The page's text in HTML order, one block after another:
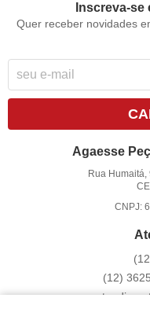
Inscreva-
Quer receber novidades
Agaesse
Rua Humaitá,
CNPJ:
(12)